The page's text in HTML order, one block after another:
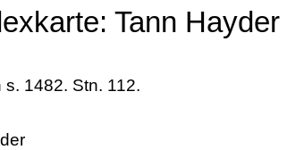
Tann Hayder
1482. Stn. 112.